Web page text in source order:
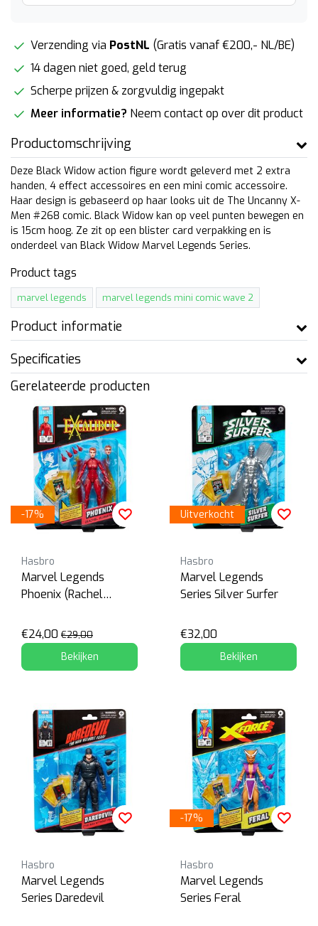
Verzending via PostNL (Gratis vanaf €200,- NL/BE)
14 dagen niet goed, geld terug
Scherpe prijzen & zorgvuldig ingepakt
Meer informatie? Neem contact op over dit product
Productomschrijving
Deze Black Widow action figure wordt geleverd met 2 extra
handen, 4 effect accessoires en een mini comic accessoire.
Haar design is gebaseerd op haar looks uit de The Uncanny X-
Men #268 comic. Black Widow kan op veel punten bewegen en
is 15cm hoog. Ze zit op een blister card verpakking en is
onderdeel van Black Widow Marvel Legends Series.
Product tags
marvel legends marvel legends mini comic wave 2
Product informatie
Specificaties
Gerelateerde producten
-17%
Hasbro
Marvel Legends
Phoenix (Rachel
€24,00 €29,00
Bekijken
Uitverkocht
Hasbro
Marvel Legends
Series Silver Surfer
€32,00
Bekijken
Hasbro
Marvel Legends
Series Daredevil
-17%
Hasbro
Marvel Legends
Series Feral